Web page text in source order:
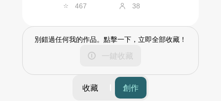
467 38
別錯過任何我的作品。點擊一下，立即全部收藏！
一鍵收藏
收藏 創作